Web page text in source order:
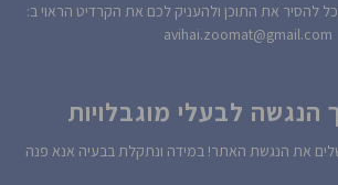
להסיר את התוכן ולהעניק לכם את הקרדיט הראוי ב:
avihai.zoomat@gmail.com
לבעלי מוגבלויות
את הנגשת האתר! במידה ונתקלת בבעיה אנא פנה